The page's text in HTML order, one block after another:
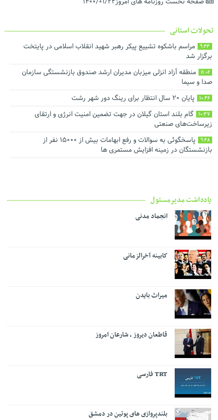
تحولات استانی
9:33
مراسم باشکوه تشییع پیکر رهبر شهید انقلاب اسلامی در پایتخت
برگزار شد
11:02
منطقه آزاد انزلی میزبان مدیران ارشد صندوق بازنشستگی سازمان
صدا و سیما
10:46 پایان ۲۰ سال انتظار برای رینگ دور شهر رشت
10:37
گام بلند استان گیلان در جهت تضمین امنیت انرژی و ارتقای
زیرساخت‌های صنعتی
9:48
پاسخگوئی به سوالات و رفع ابهامات بیش از ۱۵۰۰۰ نفر از
بازنشستگان در زمینه افزایش مستمری ها
یادداشت مدیرمسئول
انجماد مدنی
کابینه آخرالزمانی
میراث بایدن
قاطعان دیروز ، شارعان امروز
TRT فارسی
بلندپروازی های پوتین در دمشق